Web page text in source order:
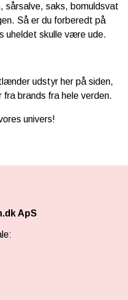
sårsalve, saks, bomuldsvat
Så er du forberedt på
uheldet skulle være ude.
udstyr her på siden,
fra brands fra hele verden.
univers!
ApS